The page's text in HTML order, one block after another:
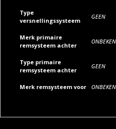
Type
versnellingssysteem
GEEN
Merk primaire
remsysteem achter
Type primaire
remsysteem achter
GEEN
Merk remsysteem voor